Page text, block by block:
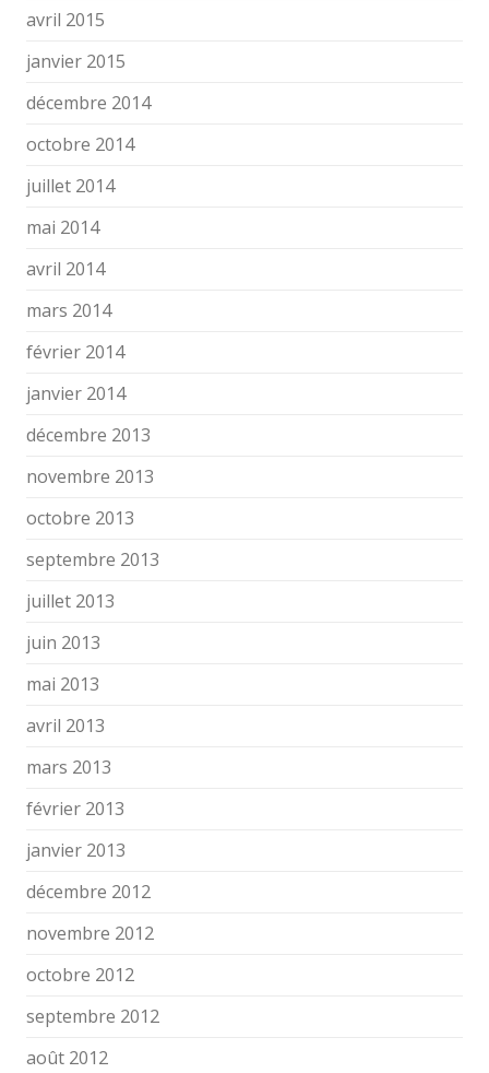
avril 2015
janvier 2015
décembre 2014
octobre 2014
juillet 2014
mai 2014
avril 2014
mars 2014
février 2014
janvier 2014
décembre 2013
novembre 2013
octobre 2013
septembre 2013
juillet 2013
juin 2013
mai 2013
avril 2013
mars 2013
février 2013
janvier 2013
décembre 2012
novembre 2012
octobre 2012
septembre 2012
août 2012